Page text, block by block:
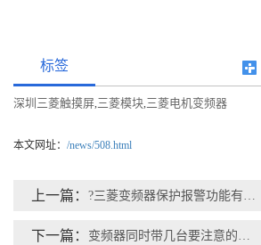
标签
深圳三菱触摸屏,三菱模块,三菱电机变频器
本文网址： /news/508.html
上一篇： ?三菱变频器保护报警功能有哪些?
下一篇： 变频器同时带几台要注意的问题？